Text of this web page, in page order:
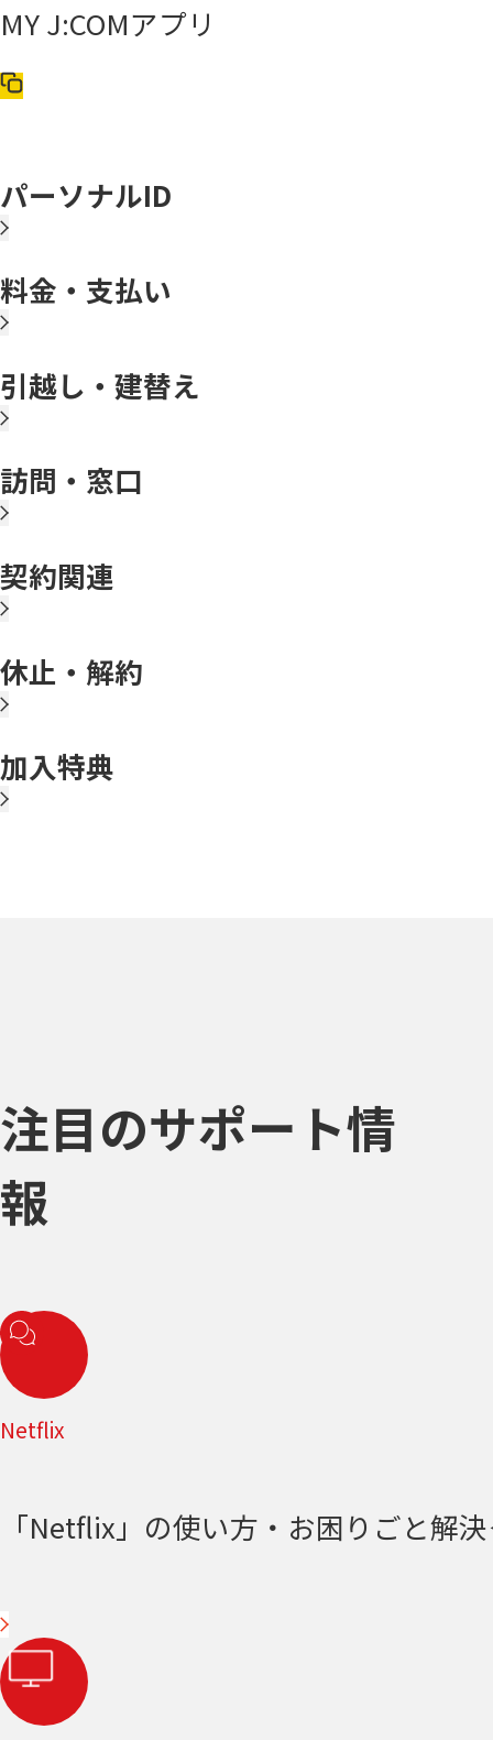
MY J:COMアプリ
パーソナルID
料金・支払い
引越し・建替え
訪問・窓口
契約関連
休止・解約
加入特典
注目のサポート情
報
Netflix
「Netflix」の使い方・お困りごと解